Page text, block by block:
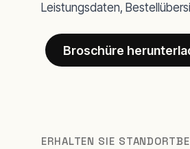
Leistungsdaten,
Broschüre
ERHALTEN SIE